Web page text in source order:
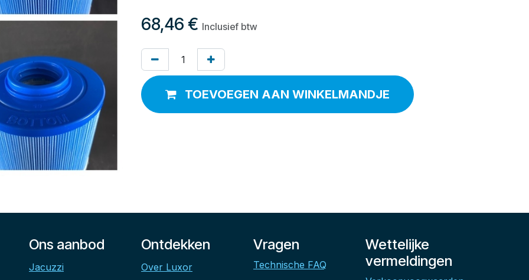
68,46 € Inclusief btw
TOEVOEGEN AAN WINKELMANDJE
Ons aanbod
Jacuzzi
Ontdekken
Over Luxor
Vragen
Technische FAQ
Wettelijke
vermeldingen